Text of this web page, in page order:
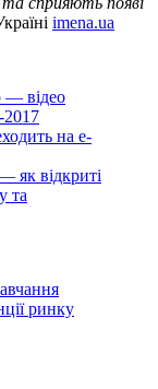
imena.ua
— відео
2017
на е-
як відкриті
та
ринку